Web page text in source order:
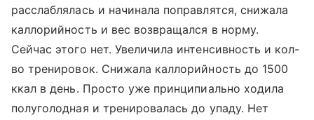
расслаблялась и начинала поправлятся, снижала
каллорийность и вес возвращался в норму.
Сейчас этого нет. Увеличила интенсивность и кол-
во тренировок. Снижала каллорийность до 1500
ккал в день. Просто уже принципиально ходила
полуголодная и тренировалась до упаду. Нет